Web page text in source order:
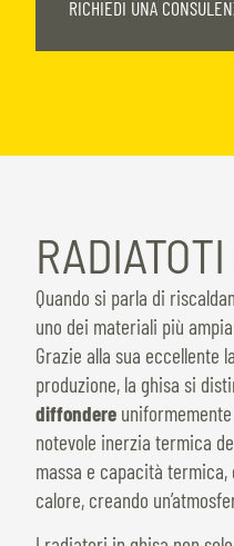
lasciare
questo
Quando si parla di
uno dei materiali più
Grazie alla sua eccellente
produzione, la ghisa si
diffondere
notevole inerzia termica
massa e capacità
calore, creando